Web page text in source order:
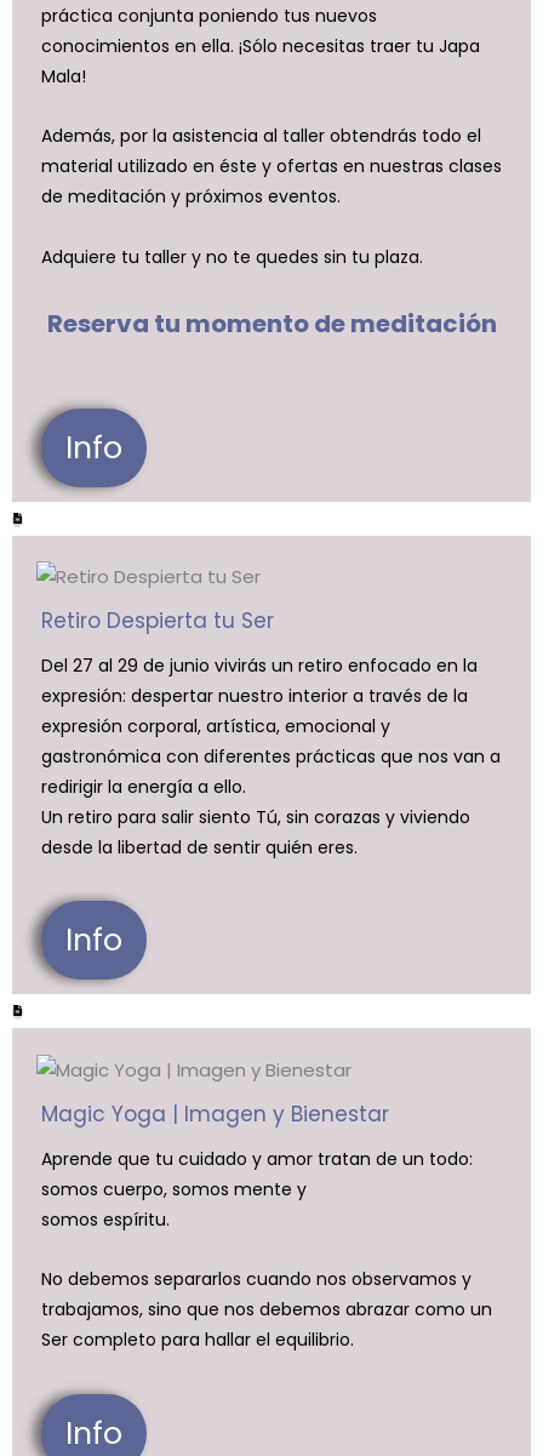
práctica conjunta poniendo tus nuevos
conocimientos en ella. ¡Sólo necesitas traer tu Japa
Mala!
Además, por la asistencia al taller obtendrás todo el
material utilizado en éste y ofertas en nuestras clases
de meditación y próximos eventos.
Adquiere tu taller y no te quedes sin tu plaza.
Reserva tu momento de meditación
Info
Retiro Despierta tu Ser
Del 27 al 29 de junio vivirás un retiro enfocado en la
expresión: despertar nuestro interior a través de la
expresión corporal, artística, emocional y
gastronómica con diferentes prácticas que nos van a
redirigir la energía a ello.
Un retiro para salir siento Tú, sin corazas y viviendo
desde la libertad de sentir quién eres.
Info
Magic Yoga | Imagen y Bienestar
Aprende que tu cuidado y amor tratan de un todo:
somos cuerpo, somos mente y
somos espíritu.
No debemos separarlos cuando nos observamos y
trabajamos, sino que nos debemos abrazar como un
Ser completo para hallar el equilibrio.
Info